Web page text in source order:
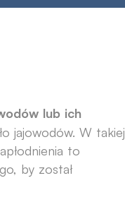
lub ich
jajowodów. W takiej
to
by został